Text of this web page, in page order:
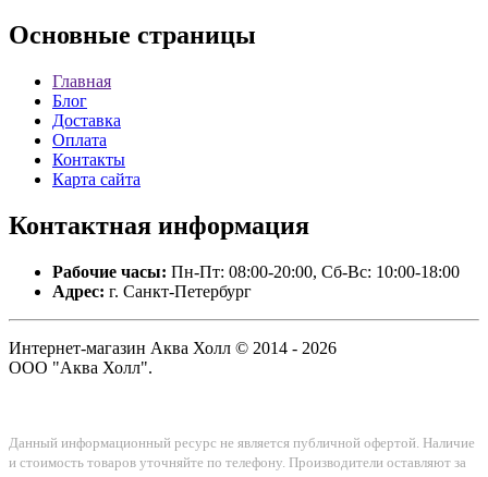
Основные страницы
Главная
Блог
Доставка
Оплата
Контакты
Карта сайта
Контактная информация
Рабочие часы: Пн-Пт: 08:00-20:00, Сб-Вс: 10:00-18:00
Адрес: г. Санкт-Петербург
Интернет-магазин Аква Холл © 2014 - 2026
ООО "Аква Холл".
Данный информационный ресурс не является публичной офертой. Наличие
и стоимость товаров уточняйте по телефону. Производители оставляют за